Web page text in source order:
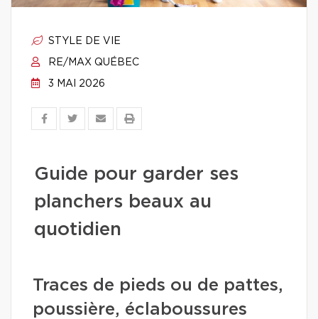
STYLE DE VIE
RE/MAX QUÉBEC
3 MAI 2026
Guide pour garder ses
planchers beaux au
quotidien
Traces de pieds ou de pattes,
poussière, éclaboussures